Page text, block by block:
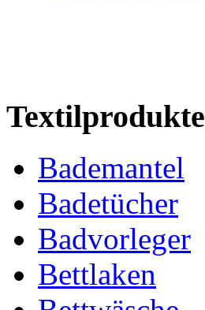
Textilprodukte
Bademantel
Badetücher
Badvorleger
Bettlaken